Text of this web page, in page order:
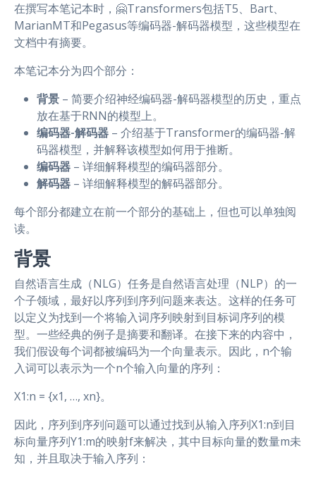
在撰写本笔记本时，🤗Transformers包括T5、Bart、
MarianMT和Pegasus等编码器-解码器模型，这些模型在
文档中有摘要。
本笔记本分为四个部分：
背景 – 简要介绍神经编码器-解码器模型的历史，重点
放在基于RNN的模型上。
编码器-解码器 – 介绍基于Transformer的编码器-解
码器模型，并解释该模型如何用于推断。
编码器 – 详细解释模型的编码器部分。
解码器 – 详细解释模型的解码器部分。
每个部分都建立在前一个部分的基础上，但也可以单独阅
读。
背景
自然语言生成（NLG）任务是自然语言处理（NLP）的一
个子领域，最好以序列到序列问题来表达。这样的任务可
以定义为找到一个将输入词序列映射到目标词序列的模
型。一些经典的例子是摘要和翻译。在接下来的内容中，
我们假设每个词都被编码为一个向量表示。因此，n个输
入词可以表示为一个n个输入向量的序列：
X1:n = {x1, …, xn}。
因此，序列到序列问题可以通过找到从输入序列X1:n到目
标向量序列Y1:m的映射f来解决，其中目标向量的数量m未
知，并且取决于输入序列：